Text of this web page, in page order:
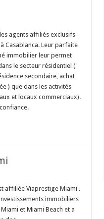
agents affiliés exclusifs
Casablanca. Leur parfaite
immobilier leur permet
le secteur résidentiel (
secondaire, achat
) que dans les activités
et locaux commerciaux).
affiliée Viaprestige Miami .
immobiliers
et Miami Beach et a